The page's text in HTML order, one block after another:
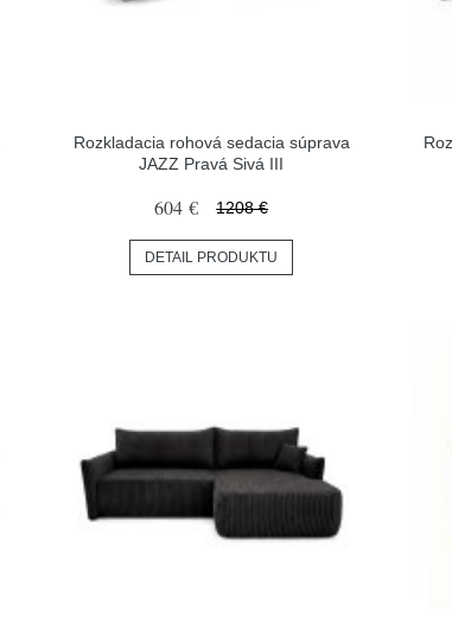
Rozkladacia rohová sedacia súprava
JAZZ Pravá Sivá III
604 € 1208 €
DETAIL PRODUKTU